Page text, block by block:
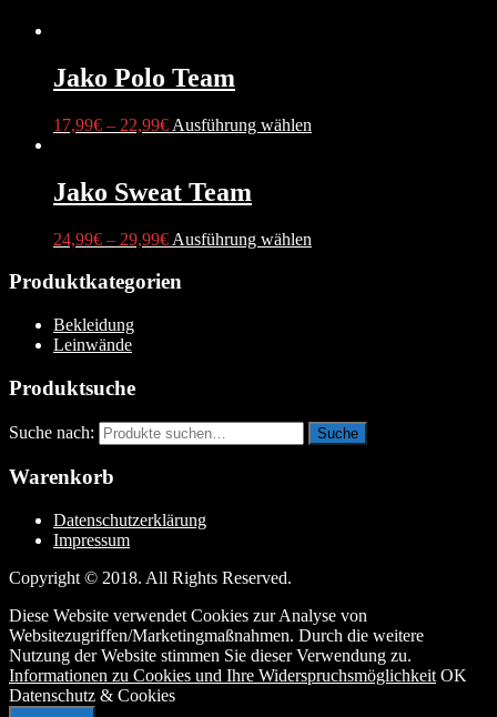
Jako Polo Team
17,99€ – 22,99€ Ausführung wählen
Jako Sweat Team
24,99€ – 29,99€ Ausführung wählen
Produktkategorien
Bekleidung
Leinwände
Produktsuche
Suche nach: Suche
Warenkorb
Datenschutzerklärung
Impressum
Copyright © 2018. All Rights Reserved.
Diese Website verwendet Cookies zur Analyse von
Websitezugriffen/Marketingmaßnahmen. Durch die weitere
Nutzung der Website stimmen Sie dieser Verwendung zu.
Informationen zu Cookies und Ihre Widerspruchsmöglichkeit OK
Datenschutz & Cookies